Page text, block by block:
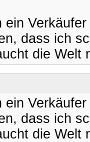
ein
dass ich
die Welt
ein
dass ich
die Welt